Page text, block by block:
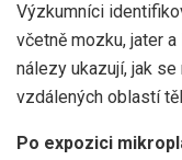
Výzkumníci
včetně mozku, jater
nálezy ukazují, jak
vzdálených oblastí
Po expozici